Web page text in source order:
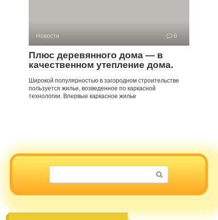
Новости 0
Плюс деревянного дома — в
качественном утепление дома.
Широкой популярностью в загородном строительстве
пользуется жилье, возведенное по каркасной
технологии. Впервые каркасное жилье
Поиск: